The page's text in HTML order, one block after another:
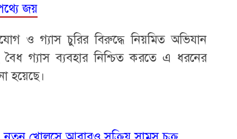
জয়
ও গ্যাস চুরির বিরুদ্ধে নিয়মিত অভিযান
বৈধ গ্যাস ব্যবহার নিশ্চিত করতে এ ধরনের
হয়েছে।